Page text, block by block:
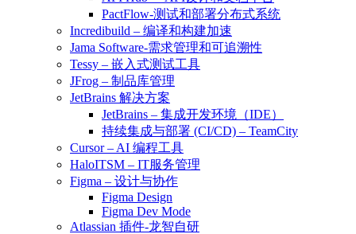
PactFlow-测试和部署分布式系统
Incredibuild – 编译和构建加速
Jama Software-需求管理和可追溯性
Tessy – 嵌入式测试工具
JFrog – 制品库管理
JetBrains 解决方案
JetBrains – 集成开发环境（IDE）
持续集成与部署 (CI/CD) – TeamCity
Cursor – AI 编程工具
HaloITSM – IT服务管理
Figma – 设计与协作
Figma Design
Figma Dev Mode
Atlassian 插件-龙智自研